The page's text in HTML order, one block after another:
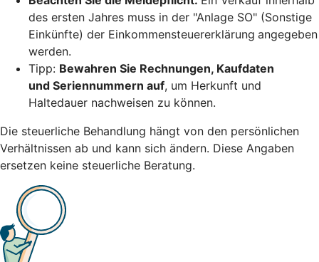
des ersten Jahres muss in der "Anlage SO" (Sonstige
Einkünfte) der Einkommensteuererklärung angegeben
werden.
Tipp: Bewahren Sie Rechnungen, Kaufdaten
und Seriennummern auf, um Herkunft und
Haltedauer nachweisen zu können.
Die steuerliche Behandlung hängt von den persönlichen
Verhältnissen ab und kann sich ändern. Diese Angaben
ersetzen keine steuerliche Beratung.